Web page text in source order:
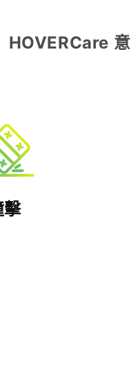
HOVERCare
擊